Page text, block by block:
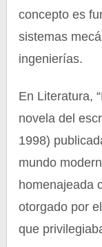
concepto es
sistemas
ingenierías.
En Literatura,
novela del
1998)
mundo
homenajeada
otorgado por
que